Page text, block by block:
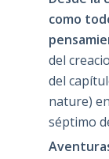
como
del
del
nature)
séptimo